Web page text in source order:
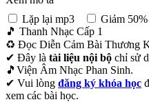
Lặp lại mp3
Giảm
🎵 Thanh Nhạc Cấp 1
♻ Đọc Diễn Cảm Bài Thương
✔ Đây là tài liệu nội bộ chỉ sử
🎵Viện Âm Nhạc Phan Sinh.
✔ Vui lòng đăng ký khóa học
xem các bài học.